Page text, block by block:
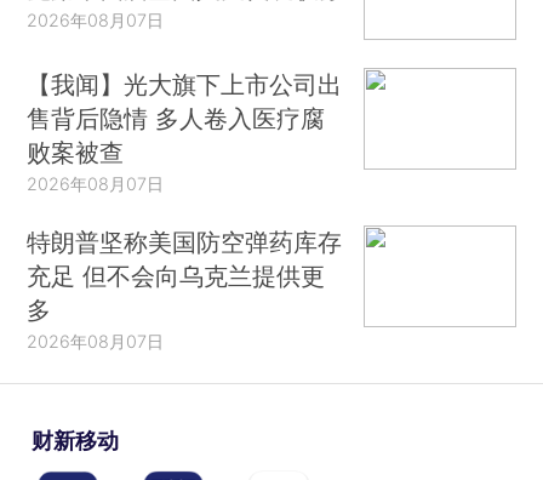
2026年08月07日
【我闻】光大旗下上市公司出
售背后隐情 多人卷入医疗腐
败案被查
2026年08月07日
特朗普坚称美国防空弹药库存
充足 但不会向乌克兰提供更
多
2026年08月07日
财新移动